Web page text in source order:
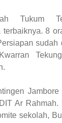
Tukum
terbaiknya. 8
sudah
Ar Rahmah.
sekolah,